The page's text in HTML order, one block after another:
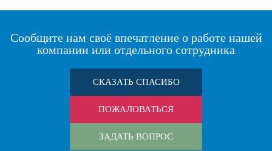
Сообщите нам своё впечатление о работе нашей
компании или отдельного сотрудника
СКАЗАТЬ СПАСИБО
ПОЖАЛОВАТЬСЯ
ЗАДАТЬ ВОПРОС